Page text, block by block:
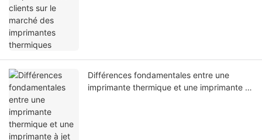
Différences fondamentales entre une
imprimante thermique et une imprimante à